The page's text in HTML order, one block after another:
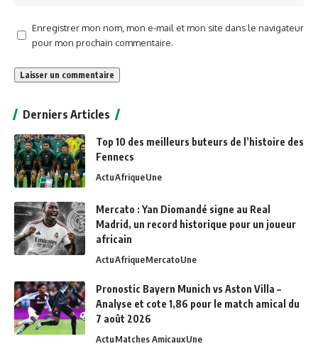
Enregistrer mon nom, mon e-mail et mon site dans le navigateur
pour mon prochain commentaire.
Derniers Articles
Top 10 des meilleurs buteurs de l’histoire des
Fennecs
ActuAfriqueUne
Mercato : Yan Diomandé signe au Real
Madrid, un record historique pour un joueur
africain
ActuAfriqueMercatoUne
Pronostic Bayern Munich vs Aston Villa –
Analyse et cote 1,86 pour le match amical du
7 août 2026
ActuMatches AmicauxUne